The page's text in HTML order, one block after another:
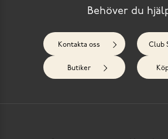
Behöver du
Kontakta oss Club
Butiker